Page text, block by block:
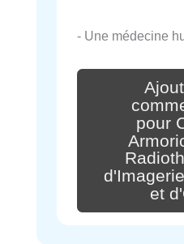
- Une médecine
pour
et